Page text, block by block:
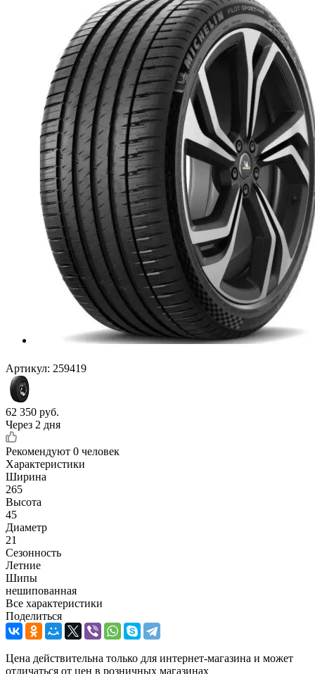
Артикул: 259419
62 350 руб.
Через 2 дня
Рекомендуют 0 человек
Характеристики
Ширина
265
Высота
45
Диаметр
21
Сезонность
Летние
Шипы
нешипованная
Все характеристики
Поделиться
Цена действительна только для интернет-магазина и может
отличаться от цен в розничных магазинах